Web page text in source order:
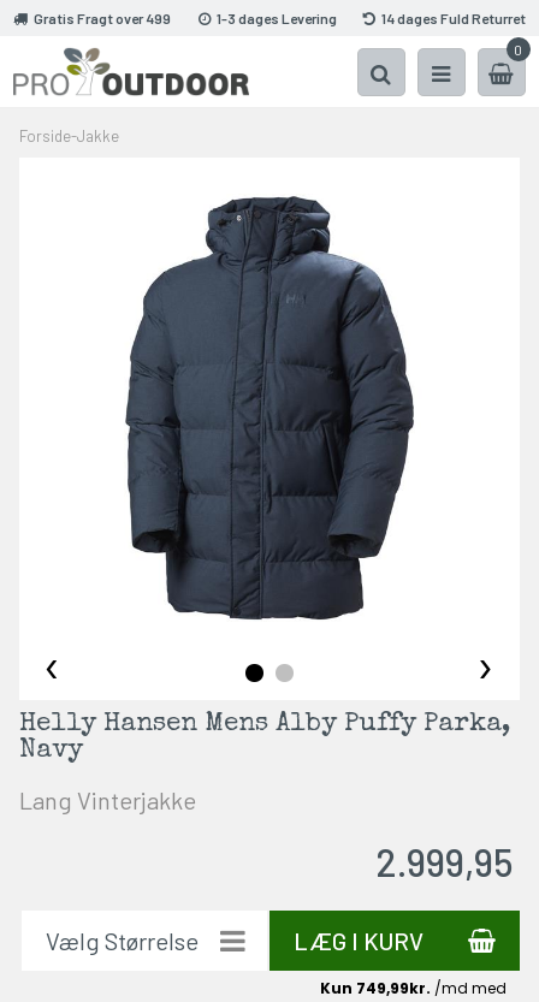
Gratis Fragt over 499 1-3 dages Levering
14 dages Fuld Returret
0
Forside-Jakke
‹ ›
Helly Hansen Mens Alby Puffy Parka,
Navy
Lang Vinterjakke
2.999,95
LÆG I KURV